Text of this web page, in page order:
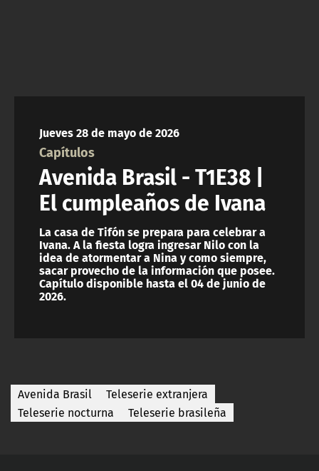
ACTUALIDAD Y TENDENCIAS
CORPORATIVO Y TRANSPARENCIA
CANAL DE DENUNCIAS
ÁREA DE PROYECTOS
Jueves 28 de mayo de 2026
Capítulos
Avenida Brasil - T1E38 |
El cumpleaños de Ivana
La casa de Tifón se prepara para celebrar a
Ivana. A la fiesta logra ingresar Nilo con la
idea de atormentar a Nina y como siempre,
sacar provecho de la información que posee.
Capítulo disponible hasta el 04 de junio de
2026.
Avenida Brasil
Teleserie extranjera
Teleserie nocturna
Teleserie brasileña